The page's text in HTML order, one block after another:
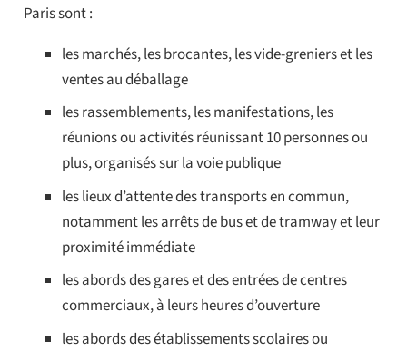
Paris sont :
les marchés, les brocantes, les vide-greniers et les
ventes au déballage
les rassemblements, les manifestations, les
réunions ou activités réunissant 10 personnes ou
plus, organisés sur la voie publique
les lieux d’attente des transports en commun,
notamment les arrêts de bus et de tramway et leur
proximité immédiate
les abords des gares et des entrées de centres
commerciaux, à leurs heures d’ouverture
les abords des établissements scolaires ou